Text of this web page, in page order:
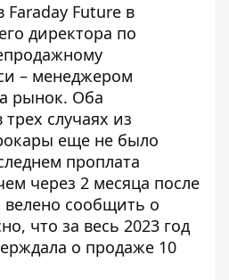
Faraday Future в
директора по
– менеджером
рынок. Оба
случаях из
еще не было
проплата
через 2 месяца после
сообщить о
что за весь 2023 год
о продаже 10